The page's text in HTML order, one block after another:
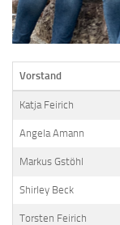
Vorstand
Katja Feirich
Angela Amann
Markus Gstöhl
Shirley Beck
Torsten Feirich